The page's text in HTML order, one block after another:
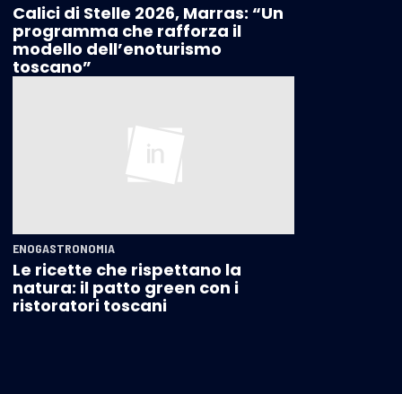
Calici di Stelle 2026, Marras: “Un
programma che rafforza il
modello dell’enoturismo
toscano”
ENOGASTRONOMIA
Le ricette che rispettano la
natura: il patto green con i
ristoratori toscani